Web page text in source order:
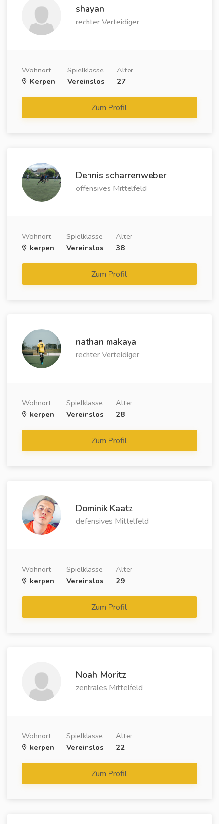
shayan
rechter Verteidiger
Wohnort
Kerpen
Spielklasse
Vereinslos
Alter
27
Zum Profil
Dennis scharrenweber
offensives Mittelfeld
Wohnort
kerpen
Spielklasse
Vereinslos
Alter
38
Zum Profil
nathan makaya
rechter Verteidiger
Wohnort
kerpen
Spielklasse
Vereinslos
Alter
28
Zum Profil
Dominik Kaatz
defensives Mittelfeld
Wohnort
kerpen
Spielklasse
Vereinslos
Alter
29
Zum Profil
Noah Moritz
zentrales Mittelfeld
Wohnort
kerpen
Spielklasse
Vereinslos
Alter
22
Zum Profil